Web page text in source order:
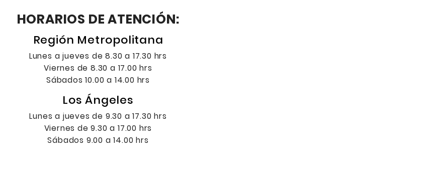
HORARIOS DE ATENCIÓN:
Región Metropolitana
Lunes a jueves de 8.30 a 17.30 hrs
Viernes de 8.30 a 17.00 hrs
Sábados 10.00 a 14.00 hrs
Los Ángeles
Lunes a jueves de 9.30 a 17.30 hrs
Viernes de 9.30 a 17.00 hrs
Sábados 9.00 a 14.00 hrs